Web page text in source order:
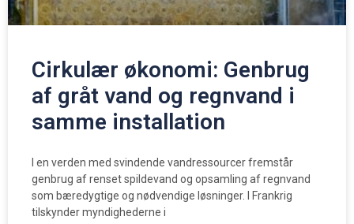
Cirkulær økonomi: Genbrug
af gråt vand og regnvand i
samme installation
I en verden med svindende vandressourcer fremstår
genbrug af renset spildevand og opsamling af regnvand
som bæredygtige og nødvendige løsninger. I Frankrig
tilskynder myndighederne i